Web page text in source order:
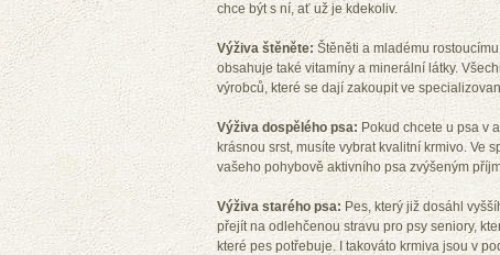
chce být s ní, ať už je kdekoliv.
Výživa štěněte: Štěněti a mladému
obsahuje také vitamíny a minerální látky.
výrobců, které se dají zakoupit ve
Výživa dospělého psa: Pokud chcete u psa v
krásnou srst, musíte vybrat kvalitní krmivo. Ve
vašeho pohybově aktivního psa zvýšeným
Výživa starého psa: Pes, který již dosáhl
přejít na odlehčenou stravu pro psy seniory,
které pes potřebuje. I takováto krmiva jsou v